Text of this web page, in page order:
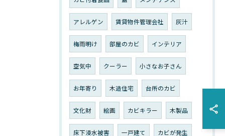
アレルゲン 賃貸物件管理会社 灰汁
梅雨明け 部屋のカビ インテリア
空気中 クーラー 小さなお子さん
お年寄り 木造住宅 台所のカビ
文化財 絵画 カビキラー 木製品
床下浸水被害 一戸建て カビが発生